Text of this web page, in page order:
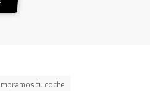
tu coche